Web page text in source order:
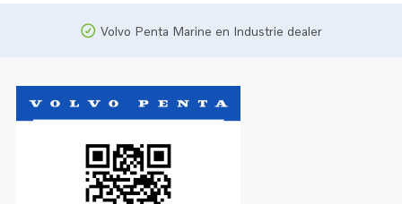
Onderdelen
Bedrijfsvaart
Volvo Penta Marine en Industrie dealer